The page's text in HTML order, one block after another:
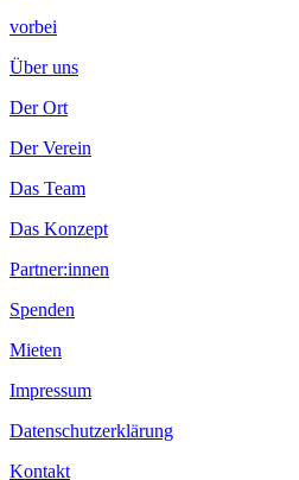
vorbei
Über uns
Der Ort
Der Verein
Das Team
Das Konzept
Partner:innen
Spenden
Mieten
Impressum
Datenschutzerklärung
Kontakt